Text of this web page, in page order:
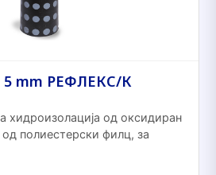
mm РЕФЛЕКС/К
хидроизолација од оксидиран
полиестерски филц, за